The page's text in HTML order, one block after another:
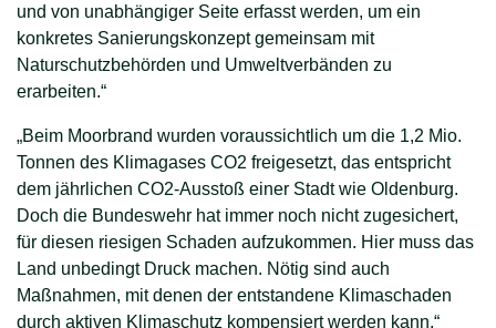
und von unabhängiger Seite erfasst werden, um ein
konkretes Sanierungskonzept gemeinsam mit
Naturschutzbehörden und Umweltverbänden zu
erarbeiten.“
„Beim Moorbrand wurden voraussichtlich um die 1,2 Mio.
Tonnen des Klimagases CO2 freigesetzt, das entspricht
dem jährlichen CO2-Ausstoß einer Stadt wie Oldenburg.
Doch die Bundeswehr hat immer noch nicht zugesichert,
für diesen riesigen Schaden aufzukommen. Hier muss das
Land unbedingt Druck machen. Nötig sind auch
Maßnahmen, mit denen der entstandene Klimaschaden
durch aktiven Klimaschutz kompensiert werden kann.“